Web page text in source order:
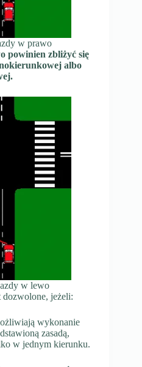
w prawo
powinien zbliżyć się
albo
w lewo
dozwolone, jeżeli:
wykonanie
zasadą,
w jednym kierunku.